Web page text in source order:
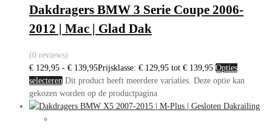
Dakdragers BMW 3 Serie Coupe 2006-
2012 | Mac | Glad Dak
(0 reviews)
€ 129,95 - € 139,95Prijsklasse: € 129,95 tot € 139,95 Opties
selecteren Dit product heeft meerdere variaties. Deze optie kan
gekozen worden op de productpagina